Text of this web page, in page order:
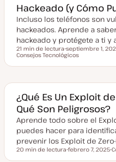
u
a
l
z
a
d
a
Hackeado (y Cómo
Incluso los teléfonos son
hackeados. Aprende a
hackeado y protégete a ti y
Tiempo de lectura
21 min de lectura
F
c
a
c
t
u
a
l
z
a
d
a
septiembre 1,
Consejos Tecnológicos
¿Qué Es Un Exploit
Qué Son Peligrosos?
Aprende todo sobre el
puedes hacer para
prevenir los Exploit de
Tiempo de lectura
20 min de lectura febrero 7, 2025